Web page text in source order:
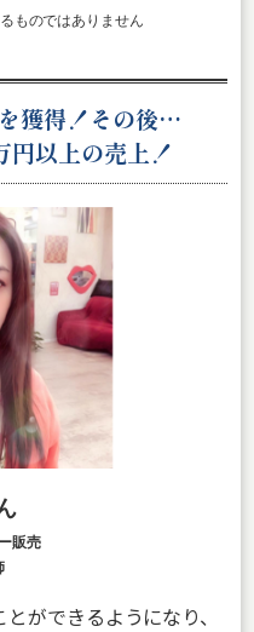
ものではありません
獲得！その後…
以上の売上！
販売
ができるようになり、